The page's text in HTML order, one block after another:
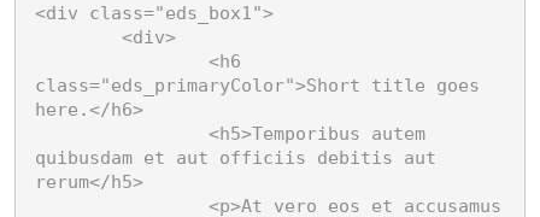
<div class="eds_box1">
class="eds_primaryColor">Short title goes
here.</h6>
quibusdam et aut officiis debitis aut
rerum</h5>